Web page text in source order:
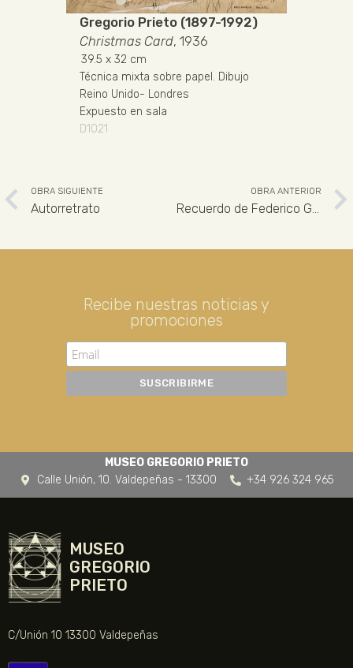
Gregorio Prieto (1897-1992)
Christmas Card, 1936
39.5 x 32 cm
Técnica mixta sobre papel . Dibujo
Reino Unido- Londres
Expuesto en sala
D1021
OBRA SIGUIENTE
Autorretrato
OBRA ANTERIOR
Recuerdo de Federico García Lorca
Recibe nuestras noticias y
promociones
MUSEO GREGORIO PRIETO
Calle Unión, 10. Valdepeñas - 13300
+34 926 324 965
MUSEO
GREGORIO
PRIETO
C/Unión 10 13300 Valdepeñas